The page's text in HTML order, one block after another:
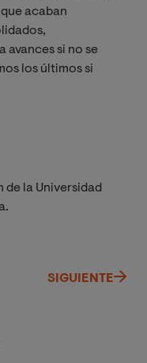
acaban
avances si no se
los últimos si
de la Universidad
SIGUIENTE